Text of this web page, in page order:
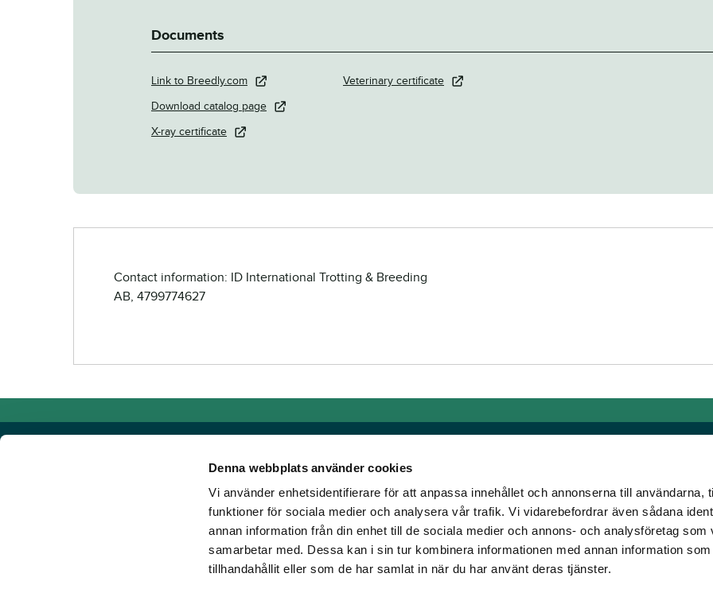
Denna webbplats använder cookies
Vi använder enhetsidentifierare för att anpassa innehållet och annonserna till användarna,
funktioner för sociala medier och analysera vår trafik. Vi vidarebefordrar även sådana
annan information från din enhet till de sociala medier och annons- och analysföretag som
samarbetar med. Dessa kan i sin tur kombinera informationen med annan information
tillhandahållit eller som de har samlat in när du har använt deras tjänster.
Documents
Link to Breedly.com
Download catalog page
X-ray certificate
Veterinary certificate
Contact information: ID International Trotting & Breeding
AB, 4799774627
Powered by TR Media
TR Media has Sweden's leading brands for those who love horse racing!
Since our inception in 1932, when the magazine Travronden was founded, we
Links
General auction terms and
conditions